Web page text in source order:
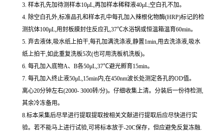
3. 样本孔先加待测样本10μL,再加样本稀释液40μL;空白孔不加。
4. 除空白孔外,标准品孔和样本孔中每孔加入辣根化物酶(HRP)标记的检
测抗体100μL,用封板膜封住反应孔,37℃水浴锅或恒温箱温育60min。
5. 弃去液体,吸水纸上拍干,每孔加满洗涤液,静置1min,甩去洗涤液,吸水
纸上拍干,如此重复洗板5次(也可用洗板机洗板)。
6. 每孔加入底物A、B各50μL,37℃避光孵育15min。
7. 每孔加入终止液50μL,15min内,在450nm波长处测定各孔的OD值。
离心20分钟左右(2000- 3000转/分)。仔细收集上清。分装后一份待检测,
其余冷冻备用。
8.标本采集后尽早进行提取提取按相关文献进行提取后应尽快进行实
验。若不能马上进行试验,可将标本放于-20C保存，但应避免反复冻融.